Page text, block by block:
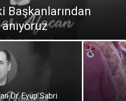
Başkanlarından
Dr. Eyüp Sabri